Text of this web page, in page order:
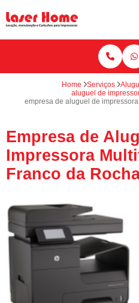
Home Serviços
aluguel de
empresa de aluguel de
Empresa de
Impressora
Franco da